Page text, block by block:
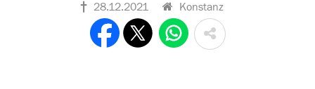
28.12.2021 Konstanz